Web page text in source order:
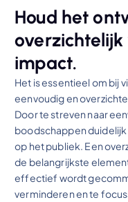
Houd het
impact.
Het is essentieel om bij
eenvoudig en
Door te streven naar
boodschappen
op het publiek. Een
de belangrijkste
effectief wordt
verminderen en te